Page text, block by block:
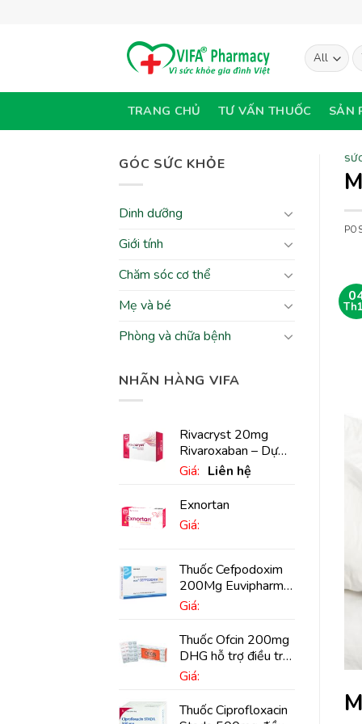
TRANG CHỦ TƯ VẤN THUỐC SẢN
GÓC SỨC KHỎE
Dinh dưỡng
Giới tính
Chăm sóc cơ thể
Mẹ và bé
Phòng và chữa bệnh
NHÃN HÀNG VIFA
Rivacryst 20mg
Rivaroxaban – Dự
phòng đột quỵ,
huyết khối tĩnh mạch
Giá: Liên hệ
Exnortan
Giá:
Thuốc Cefpodoxim
200Mg Euvipharm
điều trị nhiễm khuẩn
Giá:
Thuốc Ofcin 200mg
DHG hỗ trợ điều trị
viêm phế quản nặng
Giá:
Thuốc Ciprofloxacin